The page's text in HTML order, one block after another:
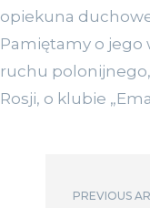
opiekuna
Pamiętamy o jego
ruchu
Rosji, o klubie
PREVIOUS